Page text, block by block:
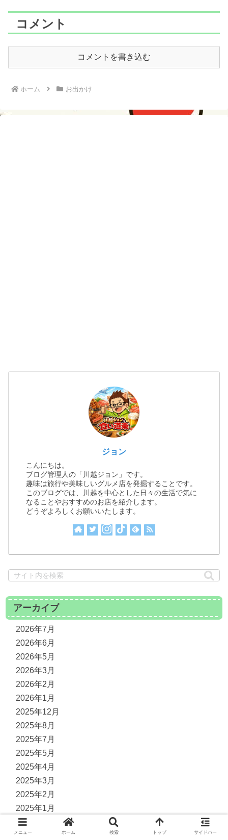
コメント
コメントを書き込む
ホーム お出かけ
ジョン
こんにちは。
ブログ管理人の「川越ジョン」です。
趣味は旅行や美味しいグルメ店を発掘することです。
このブログでは、川越を中心とした日々の生活で気に
なることやおすすめのお店を紹介します。
どうぞよろしくお願いいたします。
アーカイブ
2026年7月
2026年6月
2026年5月
2026年3月
2026年2月
2026年1月
2025年12月
2025年8月
2025年7月
2025年5月
2025年4月
2025年3月
2025年2月
2025年1月
2024年12月
2024年11月
メニュー ホーム 検索 トップ サイドバー